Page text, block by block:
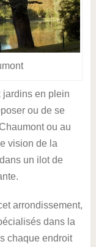
jardins en plein
ou de se
ou au
vision de la
un ilot de
arrondissement,
dans la
chaque endroit